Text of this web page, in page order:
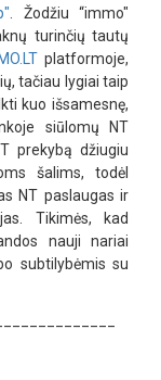
. Žodžiu “immo"
turinčių tautų
platformoje,
tačiau lygiai taip
kuo išsamesnę,
siūlomų NT
prekybą džiugiu
šalims, todėl
NT paslaugas ir
Tikimės, kad
nauji nariai
subtilybėmis su